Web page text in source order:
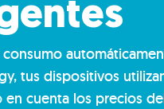
tus dispositivos
cuenta los precios